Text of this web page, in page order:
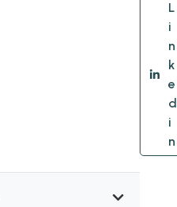
L
i
n
k
e
d
i
n